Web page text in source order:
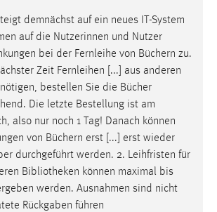
demnächst auf ein neues IT-System
auf die Nutzerinnen und Nutzer
bei der Fernleihe von Büchern zu.
Zeit Fernleihen [...] aus anderen
bestellen Sie die Bücher
Die letzte Bestellung ist am
also nur noch 1 Tag! Danach können
von Büchern erst [...] erst wieder
durchgeführt werden. 2. Leihfristen für
Bibliotheken können maximal bis
werden. Ausnahmen sind nicht
Rückgaben führen
Seitenauslieferung wird in diesem Cookie
ob man eingeloggt ist.
preference
speichert die gewählte Sprache der Website.